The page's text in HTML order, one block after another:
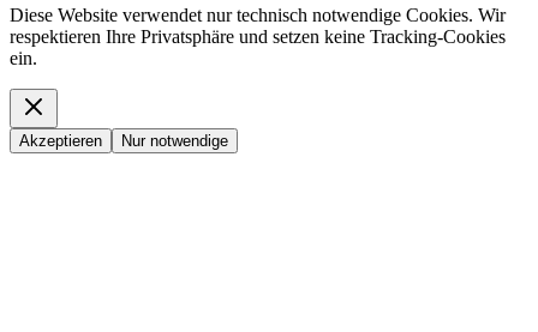
Diese Website verwendet nur technisch notwendige Cookies. Wir
respektieren Ihre Privatsphäre und setzen keine Tracking-Cookies
ein.
Akzeptieren Nur notwendige